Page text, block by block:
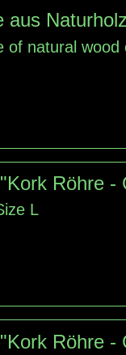
aus
of natural wood
Röhre -
L
Röhre -